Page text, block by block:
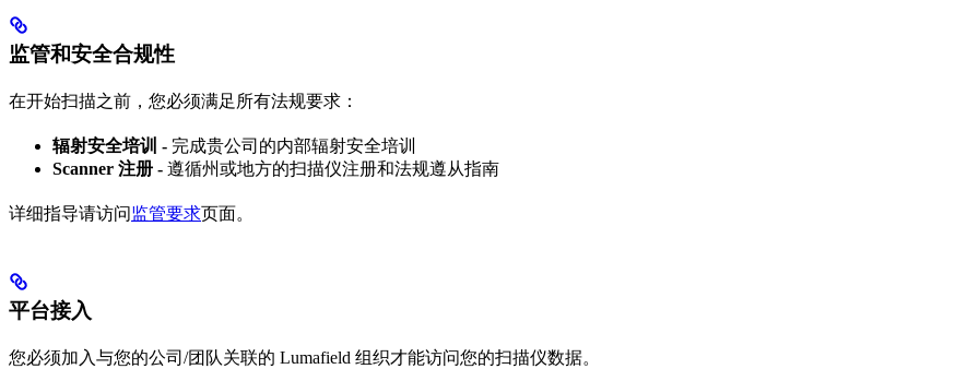
监管和安全合规性
在开始扫描之前，您必须满足所有法规要求：
辐射安全培训 - 完成贵公司的内部辐射安全培训
Scanner 注册 - 遵循州或地方的扫描仪注册和法规遵从指南
详细指导请访问监管要求页面。
平台接入
您必须加入与您的公司/团队关联的 Lumafield 组织才能访问您的扫描仪数据。